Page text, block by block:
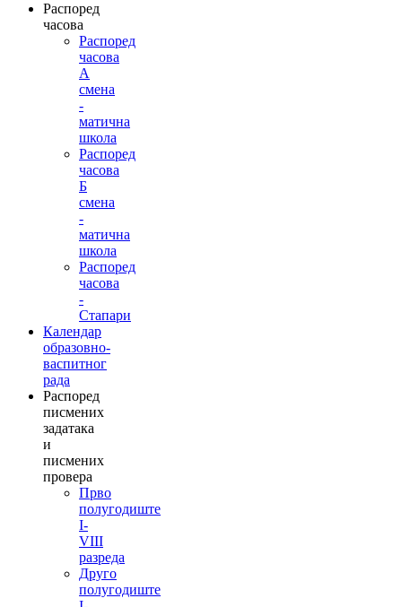
Распоред
часова
Распоред
часова
А
смена
-
матична
школа
Распоред
часова
Б
смена
-
матична
школа
Распоред
часова
-
Стапари
Календар
образовно-
васпитног
рада
Распоред
писмених
задатака
и
писмених
провера
Прво
полугодиште
I-
VIII
разреда
Друго
полугодиште